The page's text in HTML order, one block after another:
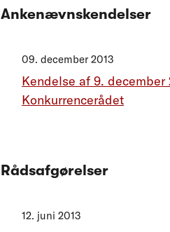
Ankenævnskendelser
09. december 2013
Kendelse af 9.
Konkurrencerådet
Rådsafgørelser
12. juni 2013